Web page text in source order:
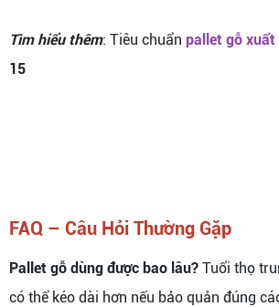
Tìm hiểu thêm: Tiêu chuẩn pallet gỗ xuất
15
FAQ – Câu Hỏi Thường Gặp
Pallet gỗ dùng được bao lâu? Tuổi thọ
có thể kéo dài hơn nếu bảo quản đúng